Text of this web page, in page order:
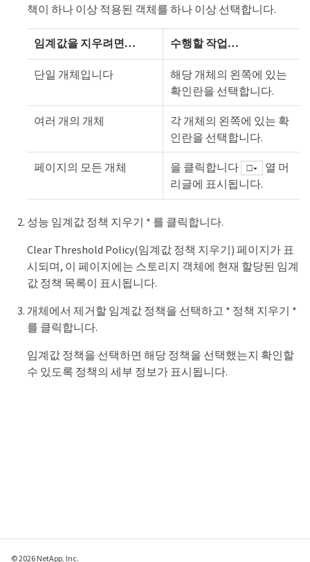
책이 하나 이상 적용된 객체를 하나 이상 선택합니다.
임계값을 지우려면…​ 수행할 작업…​
단일 개체입니다
해당 개체의 왼쪽에 있는
확인란을 선택합니다.
여러 개의 개체
각 개체의 왼쪽에 있는 확
인란을 선택합니다.
페이지의 모든 개체 을 클릭합니다
열 머
리글에 표시됩니다.
성능 임계값 정책 지우기 * 를 클릭합니다.
Clear Threshold Policy(임계값 정책 지우기) 페이지가 표
시되며, 이 페이지에는 스토리지 객체에 현재 할당된 임계
값 정책 목록이 표시됩니다.
개체에서 제거할 임계값 정책을 선택하고 * 정책 지우기 *
를 클릭합니다.
임계값 정책을 선택하면 해당 정책을 선택했는지 확인할
수 있도록 정책의 세부 정보가 표시됩니다.
© 2026 NetApp, Inc.